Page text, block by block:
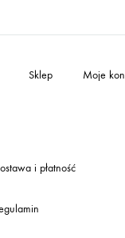
Sklep Moje
i płatność